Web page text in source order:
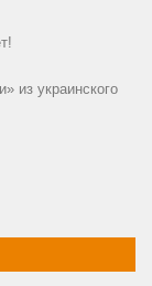
из украинского